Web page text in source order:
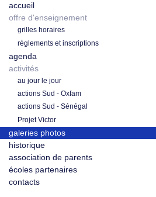
accueil
offre d'enseignement
grilles horaires
règlements et inscriptions
agenda
activités
au jour le jour
actions Sud - Oxfam
actions Sud - Sénégal
Projet Victor
galeries photos
historique
association de parents
écoles partenaires
contacts